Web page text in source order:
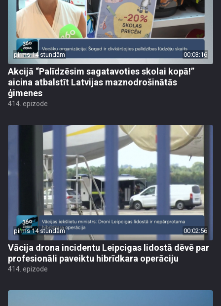
pirms 14 stundām 00:03:16
Akcijā “Palīdzēsim sagatavoties skolai kopā!”
aicina atbalstīt Latvijas maznodrošinātās
ģimenes
414. epizode
pirms 14 stundām 00:02:56
Vācija drona incidentu Leipcigas lidostā dēvē par
profesionāli paveiktu hibrīdkara operāciju
414. epizode